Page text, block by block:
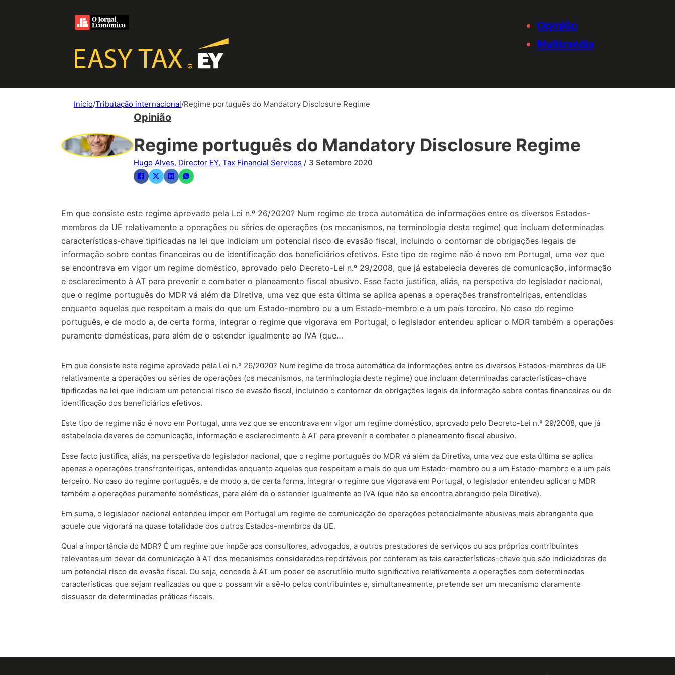
Opinião
Multimédia
Início/Tributação internacional/Regime português do Mandatory Disclosure Regime
Opinião
Regime português do Mandatory Disclosure Regime
Hugo Alves, Director EY, Tax Financial Services / 3 Setembro 2020
Em que consiste este regime aprovado pela Lei n.º 26/2020? Num regime de troca automática de informações entre os diversos Estados-
membros da UE relativamente a operações ou séries de operações (os mecanismos, na terminologia deste regime) que incluam determinadas
características-chave tipificadas na lei que indiciam um potencial risco de evasão fiscal, incluindo o contornar de obrigações legais de
informação sobre contas financeiras ou de identificação dos beneficiários efetivos. Este tipo de regime não é novo em Portugal, uma vez que
se encontrava em vigor um regime doméstico, aprovado pelo Decreto-Lei n.º 29/2008, que já estabelecia deveres de comunicação, informação
e esclarecimento à AT para prevenir e combater o planeamento fiscal abusivo. Esse facto justifica, aliás, na perspetiva do legislador nacional,
que o regime português do MDR vá além da Diretiva, uma vez que esta última se aplica apenas a operações transfronteiriças, entendidas
enquanto aquelas que respeitam a mais do que um Estado-membro ou a um Estado-membro e a um país terceiro. No caso do regime
português, e de modo a, de certa forma, integrar o regime que vigorava em Portugal, o legislador entendeu aplicar o MDR também a operações
puramente domésticas, para além de o estender igualmente ao IVA (que…
Em que consiste este regime aprovado pela Lei n.º 26/2020? Num regime de troca automática de informações entre os diversos Estados-membros da UE
relativamente a operações ou séries de operações (os mecanismos, na terminologia deste regime) que incluam determinadas características-chave
tipificadas na lei que indiciam um potencial risco de evasão fiscal, incluindo o contornar de obrigações legais de informação sobre contas financeiras ou de
identificação dos beneficiários efetivos.
Este tipo de regime não é novo em Portugal, uma vez que se encontrava em vigor um regime doméstico, aprovado pelo Decreto-Lei n.º 29/2008, que já
estabelecia deveres de comunicação, informação e esclarecimento à AT para prevenir e combater o planeamento fiscal abusivo.
Esse facto justifica, aliás, na perspetiva do legislador nacional, que o regime português do MDR vá além da Diretiva, uma vez que esta última se aplica
apenas a operações transfronteiriças, entendidas enquanto aquelas que respeitam a mais do que um Estado-membro ou a um Estado-membro e a um país
terceiro. No caso do regime português, e de modo a, de certa forma, integrar o regime que vigorava em Portugal, o legislador entendeu aplicar o MDR
também a operações puramente domésticas, para além de o estender igualmente ao IVA (que não se encontra abrangido pela Diretiva).
Em suma, o legislador nacional entendeu impor em Portugal um regime de comunicação de operações potencialmente abusivas mais abrangente que
aquele que vigorará na quase totalidade dos outros Estados-membros da UE.
Qual a importância do MDR? É um regime que impõe aos consultores, advogados, a outros prestadores de serviços ou aos próprios contribuintes
relevantes um dever de comunicação à AT dos mecanismos considerados reportáveis por conterem as tais características-chave que são indiciadoras de
um potencial risco de evasão fiscal. Ou seja, concede à AT um poder de escrutínio muito significativo relativamente a operações com determinadas
características que sejam realizadas ou que o possam vir a sê-lo pelos contribuintes e, simultaneamente, pretende ser um mecanismo claramente
dissuasor de determinadas práticas fiscais.